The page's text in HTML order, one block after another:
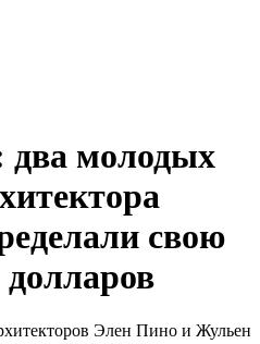
два молодых
свою
Элен Пино и Жульен